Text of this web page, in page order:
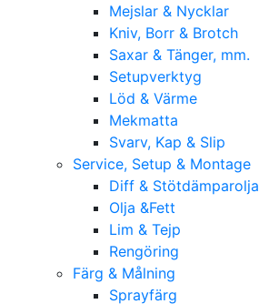
Mejslar & Nycklar
Kniv, Borr & Brotch
Saxar & Tänger, mm.
Setupverktyg
Löd & Värme
Mekmatta
Svarv, Kap & Slip
Service, Setup & Montage
Diff & Stötdämparolja
Olja &Fett
Lim & Tejp
Rengöring
Färg & Målning
Sprayfärg